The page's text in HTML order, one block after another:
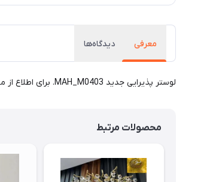
معرفی دیدگاه‌ها
لوستر پذیرایی جدید MAH_M0403. برای اطلاع از مشخصات فنی و قیمت به واتساپ 09171115348 پیام دهید.89
محصولات مرتبط